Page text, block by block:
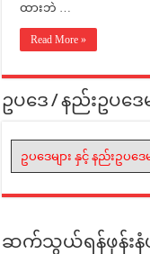
ထားဘဲ …
Read More »
ဥပဒေ / နည်းဥပဒေမ
ဥပဒေများ နှင့် နည်းဥပဒ
ဆက်သွယ်ရန်ဖုန်းနံပ